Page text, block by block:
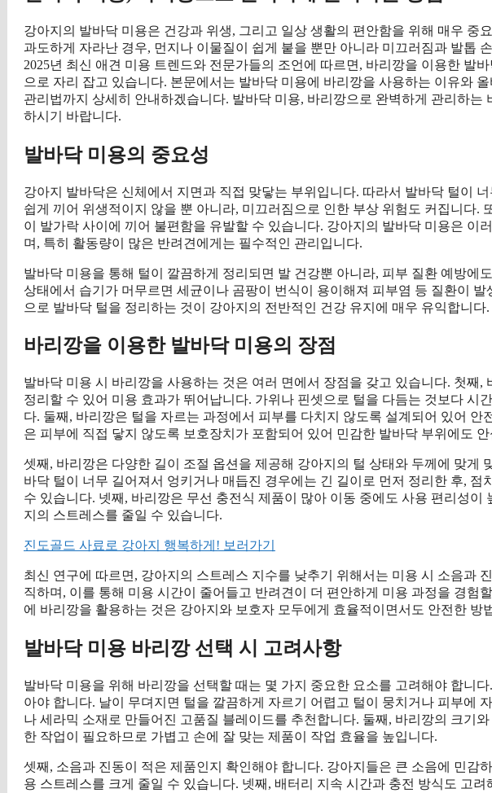
강아지의 발바닥 미용은 건강과 위생, 그리고 일상 생활의 편안함을 위해 매우 중
과도하게 자라난 경우, 먼지나 이물질이 쉽게 붙을 뿐만 아니라 미끄러짐과 발톱
2025년 최신 애견 미용 트렌드와 전문가들의 조언에 따르면, 바리깡을 이용한 발
으로 자리 잡고 있습니다. 본문에서는 발바닥 미용에 바리깡을 사용하는 이유와
관리법까지 상세히 안내하겠습니다. 발바닥 미용, 바리깡으로 완벽하게 관리하는
하시기 바랍니다.
발바닥 미용의 중요성
강아지 발바닥은 신체에서 지면과 직접 맞닿는 부위입니다. 따라서 발바닥 털이
쉽게 끼어 위생적이지 않을 뿐 아니라, 미끄러짐으로 인한 부상 위험도 커집니다.
이 발가락 사이에 끼어 불편함을 유발할 수 있습니다. 강아지의 발바닥 미용은 이
며, 특히 활동량이 많은 반려견에게는 필수적인 관리입니다.
발바닥 미용을 통해 털이 깔끔하게 정리되면 발 건강뿐 아니라, 피부 질환 예방에
상태에서 습기가 머무르면 세균이나 곰팡이 번식이 용이해져 피부염 등 질환이
으로 발바닥 털을 정리하는 것이 강아지의 전반적인 건강 유지에 매우 유익합니다.
바리깡을 이용한 발바닥 미용의 장점
발바닥 미용 시 바리깡을 사용하는 것은 여러 면에서 장점을 갖고 있습니다. 첫째,
정리할 수 있어 미용 효과가 뛰어납니다. 가위나 핀셋으로 털을 다듬는 것보다 시
다. 둘째, 바리깡은 털을 자르는 과정에서 피부를 다치지 않도록 설계되어 있어 안
은 피부에 직접 닿지 않도록 보호장치가 포함되어 있어 민감한 발바닥 부위에도
셋째, 바리깡은 다양한 길이 조절 옵션을 제공해 강아지의 털 상태와 두께에 맞게
바닥 털이 너무 길어져서 엉키거나 매듭진 경우에는 긴 길이로 먼저 정리한 후, 점
수 있습니다. 넷째, 바리깡은 무선 충전식 제품이 많아 이동 중에도 사용 편리성이
지의 스트레스를 줄일 수 있습니다.
진도골드 사료로 강아지 행복하게! 보러가기
최신 연구에 따르면, 강아지의 스트레스 지수를 낮추기 위해서는 미용 시 소음과
직하며, 이를 통해 미용 시간이 줄어들고 반려견이 더 편안하게 미용 과정을 경험
에 바리깡을 활용하는 것은 강아지와 보호자 모두에게 효율적이면서도 안전한 방
발바닥 미용 바리깡 선택 시 고려사항
발바닥 미용을 위해 바리깡을 선택할 때는 몇 가지 중요한 요소를 고려해야 합니
아야 합니다. 날이 무뎌지면 털을 깔끔하게 자르기 어렵고 털이 뭉치거나 피부에
나 세라믹 소재로 만들어진 고품질 블레이드를 추천합니다. 둘째, 바리깡의 크기
한 작업이 필요하므로 가볍고 손에 잘 맞는 제품이 작업 효율을 높입니다.
셋째, 소음과 진동이 적은 제품인지 확인해야 합니다. 강아지들은 큰 소음에 민감
용 스트레스를 크게 줄일 수 있습니다. 넷째, 배터리 지속 시간과 충전 방식도 고려